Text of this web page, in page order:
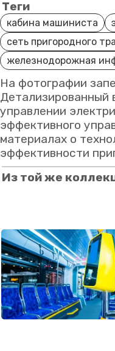
Теги
кабина машиниста
сеть пригородного
железнодорожная
На фотографии
Детализированный
управлении
эффективного
материалах о
эффективности
Из той же